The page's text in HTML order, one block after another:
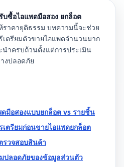
บซื้อไอแพดมือสอง ยกล็อต
ราคายุติธรรม บทความนี้จะช่วย
ตรียมตัวขายไอแพดจำนวนมาก
ำครบถ้วนตั้งแต่การประเมิน
งปลอดภัย
ดมือสองแบบยกล็อต vs รายชิ้น
เตรียมก่อนขายไอแพดยกล็อต
วจสอบสินค้า
ปลอดภัยของข้อมูลส่วนตัว